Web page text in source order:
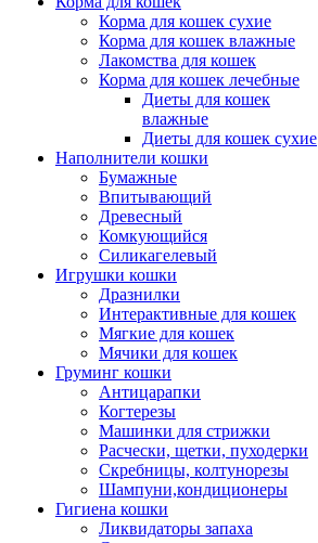
Корма для кошек сухие
Корма для кошек влажные
Лакомства для кошек
Корма для кошек лечебные
Диеты для кошек
влажные
Диеты для кошек сухие
Наполнители кошки
Бумажные
Впитывающий
Древесный
Комкующийся
Силикагелевый
Игрушки кошки
Дразнилки
Интерактивные для кошек
Мягкие для кошек
Мячики для кошек
Груминг кошки
Антицарапки
Когтерезы
Машинки для стрижки
Расчески, щетки, пуходерки
Скребницы, колтунорезы
Шампуни,кондиционеры
Гигиена кошки
Ликвидаторы запаха